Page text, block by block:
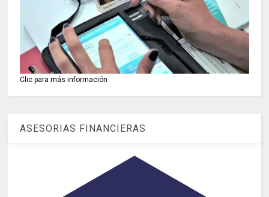
Clic para más información
ASESORIAS FINANCIERAS